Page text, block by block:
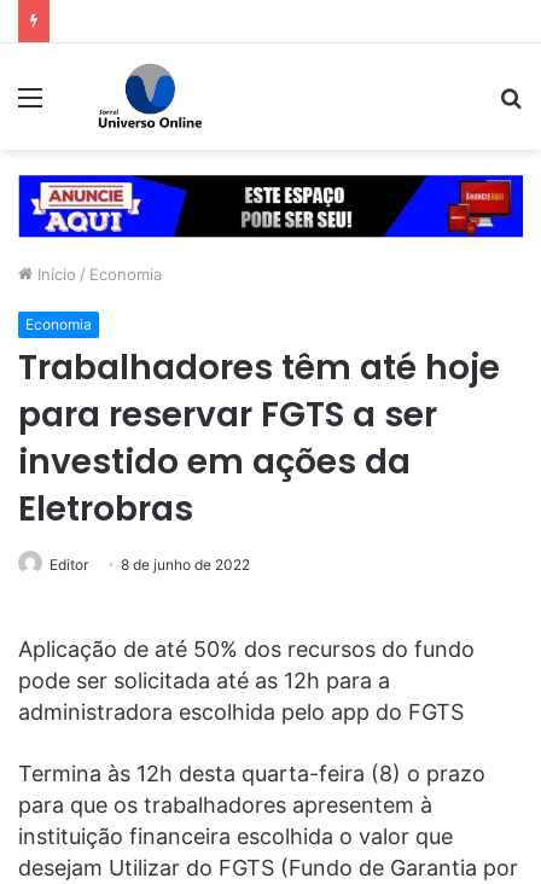
Menu
Início / Economia
Economia
Trabalhadores têm até hoje
para reservar FGTS a ser
investido em ações da
Eletrobras
Editor 8 de junho de 2022
Aplicação de até 50% dos recursos do fundo
pode ser solicitada até as 12h para a
administradora escolhida pelo app do FGTS
Termina às 12h desta quarta-feira (8) o prazo
para que os trabalhadores apresentem à
instituição financeira escolhida o valor que
desejam Utilizar do FGTS (Fundo de Garantia por